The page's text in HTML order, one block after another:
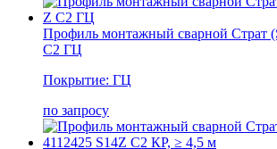
Профиль монтажный сварной Страт
С2 ГЦ
Покрытие: ГЦ
по запросу